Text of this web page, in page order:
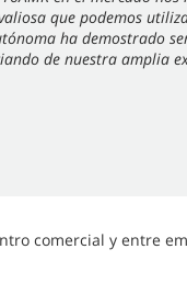
que podemos
ha demostrado
de nuestra amplia
comercial y entre